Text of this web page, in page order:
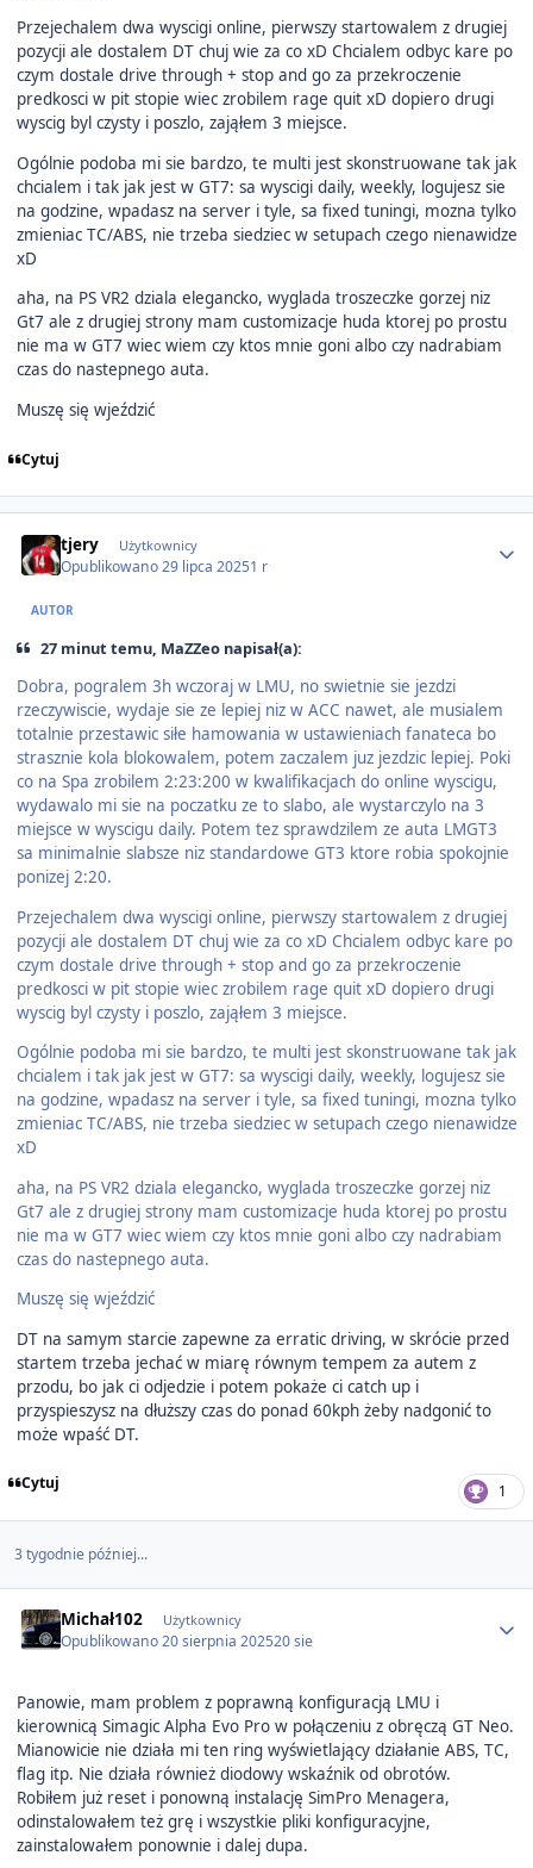
Przejechalem dwa wyscigi online, pierwszy startowalem z drugiej
pozycji ale dostalem DT chuj wie za co xD Chcialem odbyc kare po
czym dostale drive through + stop and go za przekroczenie
predkosci w pit stopie wiec zrobilem rage quit xD dopiero drugi
wyscig byl czysty i poszlo, zająłem 3 miejsce.
Ogólnie podoba mi sie bardzo, te multi jest skonstruowane tak jak
chcialem i tak jak jest w GT7: sa wyscigi daily, weekly, logujesz sie
na godzine, wpadasz na server i tyle, sa fixed tuningi, mozna tylko
zmieniac TC/ABS, nie trzeba siedziec w setupach czego nienawidze
xD
aha, na PS VR2 dziala elegancko, wyglada troszeczke gorzej niz
Gt7 ale z drugiej strony mam customizacje huda ktorej po prostu
nie ma w GT7 wiec wiem czy ktos mnie goni albo czy nadrabiam
czas do nastepnego auta.
Muszę się wjeździć
Cytuj
tjery Użytkownicy
Opublikowano29 lipca 20251 r
AUTOR
27 minut temu, MaZZeo napisał(a):
Dobra, pogralem 3h wczoraj w LMU, no swietnie sie jezdzi
rzeczywiscie, wydaje sie ze lepiej niz w ACC nawet, ale musialem
totalnie przestawic siłe hamowania w ustawieniach fanateca bo
strasznie kola blokowalem, potem zaczalem juz jezdzic lepiej. Poki
co na Spa zrobilem 2:23:200 w kwalifikacjach do online wyscigu,
wydawalo mi sie na poczatku ze to slabo, ale wystarczylo na 3
miejsce w wyscigu daily. Potem tez sprawdzilem ze auta LMGT3
sa minimalnie slabsze niz standardowe GT3 ktore robia spokojnie
ponizej 2:20.
Przejechalem dwa wyscigi online, pierwszy startowalem z drugiej
pozycji ale dostalem DT chuj wie za co xD Chcialem odbyc kare po
czym dostale drive through + stop and go za przekroczenie
predkosci w pit stopie wiec zrobilem rage quit xD dopiero drugi
wyscig byl czysty i poszlo, zająłem 3 miejsce.
Ogólnie podoba mi sie bardzo, te multi jest skonstruowane tak jak
chcialem i tak jak jest w GT7: sa wyscigi daily, weekly, logujesz sie
na godzine, wpadasz na server i tyle, sa fixed tuningi, mozna tylko
zmieniac TC/ABS, nie trzeba siedziec w setupach czego nienawidze
xD
aha, na PS VR2 dziala elegancko, wyglada troszeczke gorzej niz
Gt7 ale z drugiej strony mam customizacje huda ktorej po prostu
nie ma w GT7 wiec wiem czy ktos mnie goni albo czy nadrabiam
czas do nastepnego auta.
Muszę się wjeździć
DT na samym starcie zapewne za erratic driving, w skrócie przed
startem trzeba jechać w miarę równym tempem za autem z
przodu, bo jak ci odjedzie i potem pokaże ci catch up i
przyspieszysz na dłuższy czas do ponad 60kph żeby nadgonić to
może wpaść DT.
Cytuj 1
3 tygodnie później...
Michał102 Użytkownicy
Opublikowano20 sierpnia 202520 sie
Panowie, mam problem z poprawną konfiguracją LMU i
kierownicą Simagic Alpha Evo Pro w połączeniu z obręczą GT Neo.
Mianowicie nie działa mi ten ring wyświetlający działanie ABS, TC,
flag itp. Nie działa również diodowy wskaźnik od obrotów.
Robiłem już reset i ponowną instalację SimPro Menagera,
odinstalowałem też grę i wszystkie pliki konfiguracyjne,
zainstalowałem ponownie i dalej dupa.